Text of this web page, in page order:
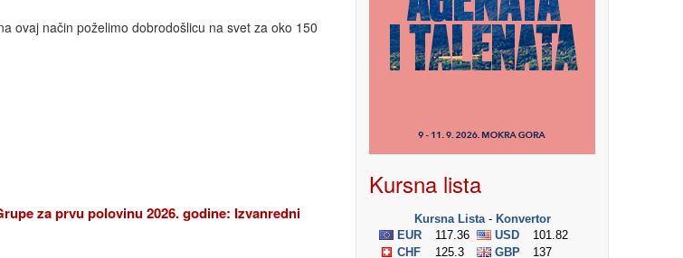
ovaj način poželimo dobrodošlicu na svet za oko 150
za prvu polovinu 2026. godine: Izvanredni
Kursna lista